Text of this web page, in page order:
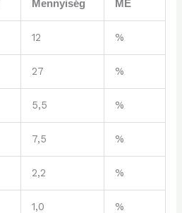
Mennyiség ME
12 %
27 %
5,5 %
7,5 %
2,2 %
1,0 %